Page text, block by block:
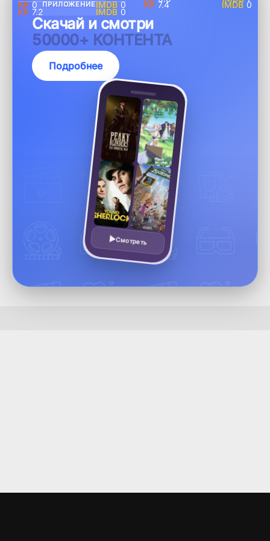
7.2 0
0 0 7.4 0
ПРИЛОЖЕНИЕ
Скачай и смотри
50000+ КОНТЕНТА
Подробнее
Смотреть